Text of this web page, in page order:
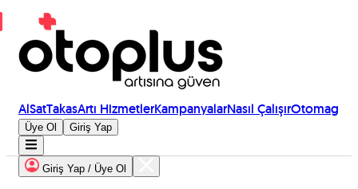
AlSatTakasArtı HizmetlerKampanyalarNasıl ÇalışırOtomag
Üye Ol Giriş Yap
Giriş Yap / Üye Ol